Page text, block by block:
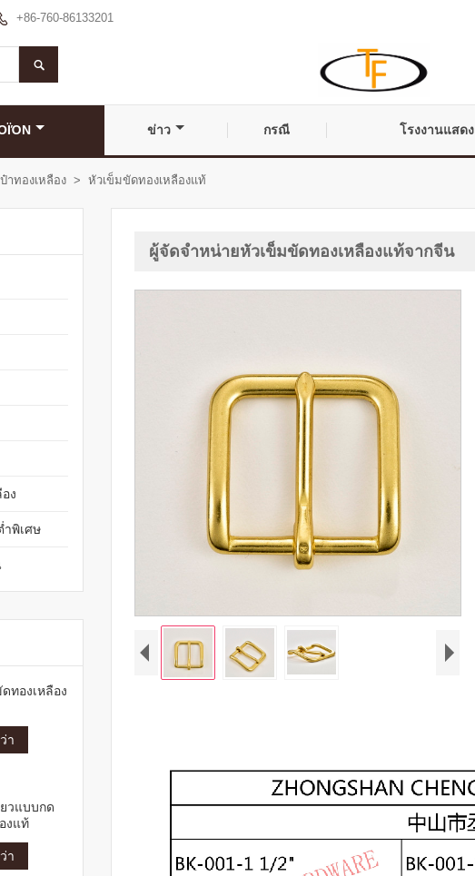
+86-760-86133201

ข่าว กรณี โรงงานแสดง
าทองเหลือง > หัวเข็มขัดทองเหลืองแท้
ผู้จัดจำหน่ายหัวเข็มขัดทองเหลืองแท้จากจีน
ง
ำพิเศษ
ทองเหลือง
า
วแบบกด
งแท้
า